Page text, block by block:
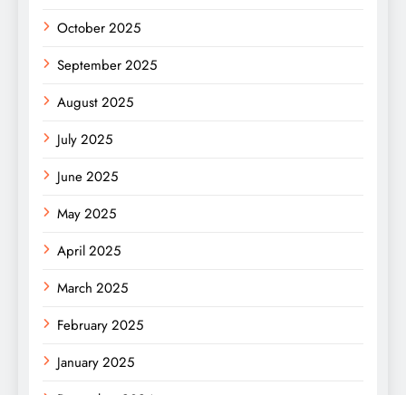
October 2025
September 2025
August 2025
July 2025
June 2025
May 2025
April 2025
March 2025
February 2025
January 2025